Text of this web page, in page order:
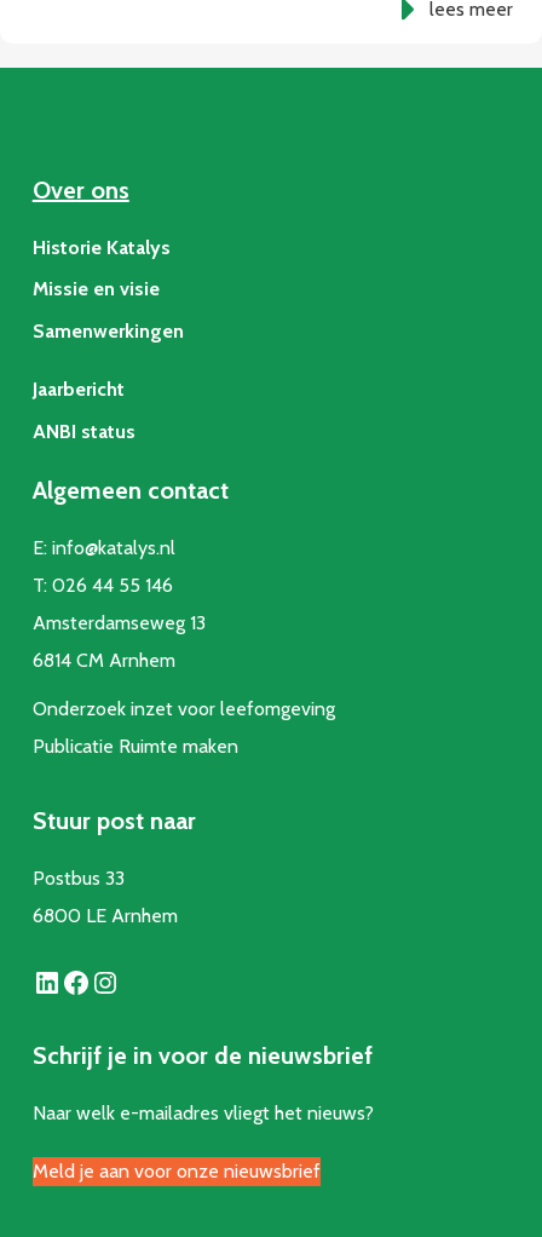
lees meer
Over ons
Historie Katalys
Missie en visie
Samenwerkingen
Jaarbericht
ANBI status
Algemeen contact
E: info@katalys.nl
T: 026 44 55 146
Amsterdamseweg 13
6814 CM Arnhem
Onderzoek inzet voor leefomgeving
Publicatie Ruimte maken
Stuur post naar
Postbus 33
6800 LE Arnhem
LinkedIn Facebook Instagram
Schrijf je in voor de nieuwsbrief
Naar welk e-mailadres vliegt het nieuws?
Meld je aan voor onze nieuwsbrief